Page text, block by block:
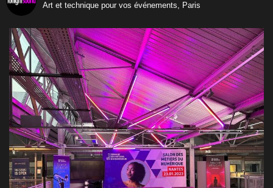
Art et technique pour vos événements, Paris